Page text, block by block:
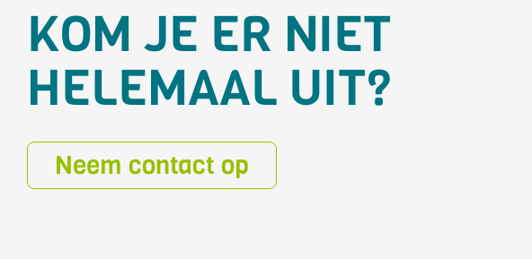
KOM JE ER NIET
HELEMAAL UIT?
Neem contact op